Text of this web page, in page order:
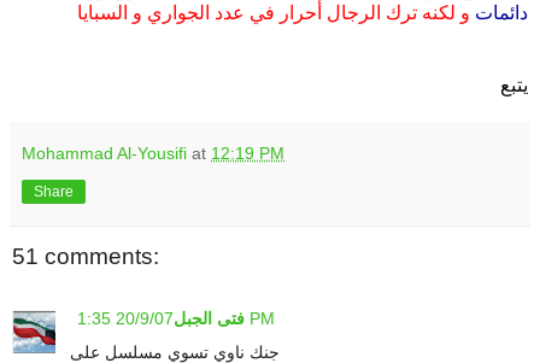
دائمات و لكنه ترك الرجال أحرار في عدد الجواري و السبايا
يتبع
Mohammad Al-Yousifi at 12:19 PM
Share
51 comments:
فتى الجبل 20/9/07 1:35 PM
جنك ناوي تسوي مسلسل على